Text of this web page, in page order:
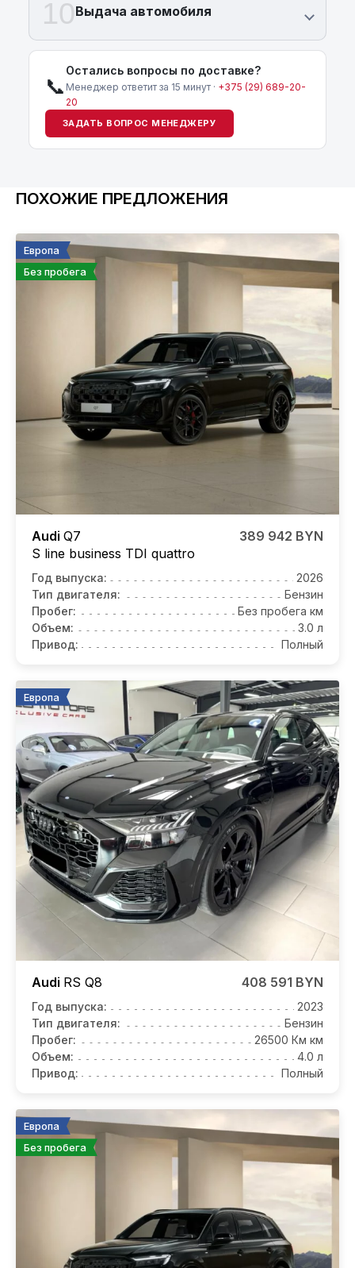
10Выдача автомобиля
📞
Остались вопросы по доставке?
Менеджер ответит за 15 минут · +375 (29) 689-20-
20
ЗАДАТЬ ВОПРОС МЕНЕДЖЕРУ
ПОХОЖИЕ ПРЕДЛОЖЕНИЯ
Европа
Без пробега
Audi Q7
S line business TDI quattro
389 942 BYN
Год выпуска:
2026
Тип двигателя:
Бензин
Пробег:
Без пробега км
Объем:
3.0 л
Привод:
Полный
Европа
Audi RS Q8 408 591 BYN
Год выпуска:
2023
Тип двигателя:
Бензин
Пробег:
26500 Км км
Объем:
4.0 л
Привод:
Полный
Европа
Без пробега